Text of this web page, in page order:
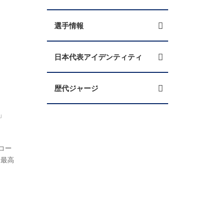
ー
高
選手情報
日本代表アイデンティティ
歴代ジャージ